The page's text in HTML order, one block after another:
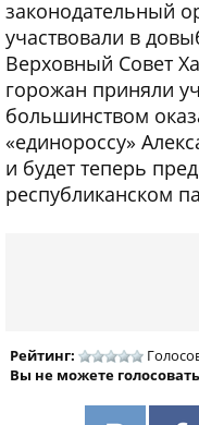
законодательный
участвовали в
Верховный Совет
горожан приняли
большинством
«единороссу»
и будет теперь
республиканском
Рейтинг:
Вы не можете голосовать